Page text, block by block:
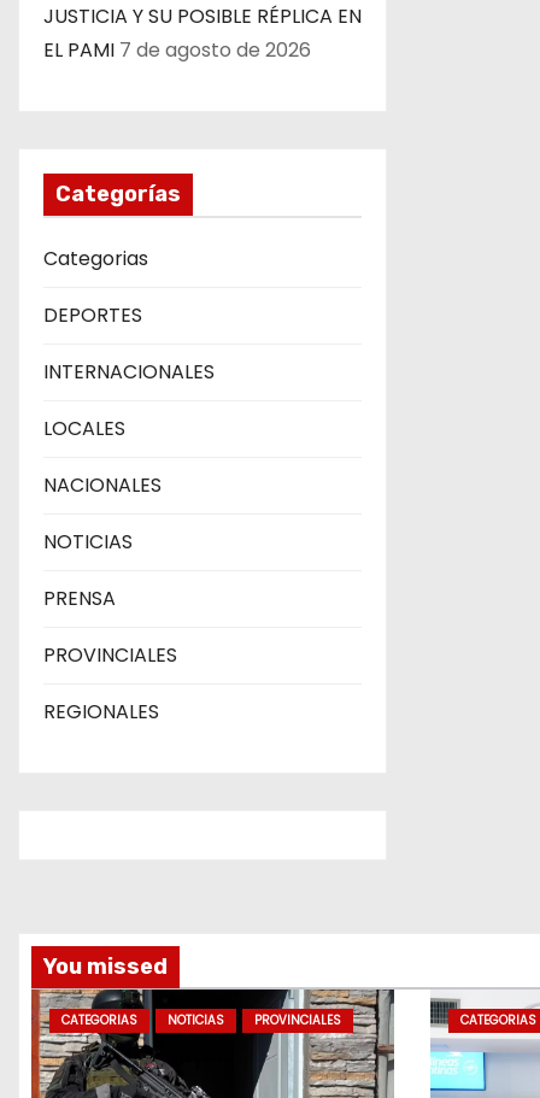
JUSTICIA Y SU POSIBLE RÉPLICA EN
EL PAMI 7 de agosto de 2026
Categorías
Categorias
DEPORTES
INTERNACIONALES
LOCALES
NACIONALES
NOTICIAS
PRENSA
PROVINCIALES
REGIONALES
You missed
CATEGORIAS NOTICIAS PROVINCIALES CATEGORIAS